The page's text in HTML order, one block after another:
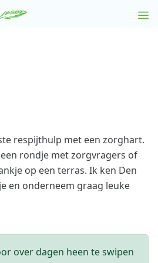
respijthulp met een zorghart.
rondje met zorgvragers of
op een terras. Ik ken Den
en onderneem graag leuke
respijthulp, 2021:
over dagen heen te swipen